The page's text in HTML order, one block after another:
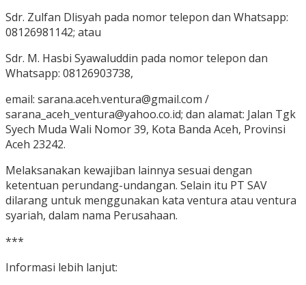
Sdr. Zulfan Dlisyah pada nomor telepon dan Whatsapp:
08126981142; atau
Sdr. M. Hasbi Syawaluddin pada nomor telepon dan
Whatsapp: 08126903738,
email: sarana.aceh.ventura@gmail.com /
sarana_aceh_ventura@yahoo.co.id; dan alamat: Jalan Tgk
Syech Muda Wali Nomor 39, Kota Banda Aceh, Provinsi
Aceh 23242.
Melaksanakan kewajiban lainnya sesuai dengan
ketentuan perundang-undangan. Selain itu PT SAV
dilarang untuk menggunakan kata ventura atau ventura
syariah, dalam nama Perusahaan.
***
Informasi lebih lanjut: